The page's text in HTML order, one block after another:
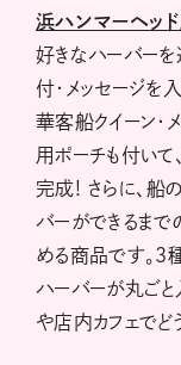
浜ハンマーヘッド
好きなハーバーを
付・メッセージを
華客船クイーン・
用ポーチも付い
完成! さらに、船
バーができるま
める商品です。3
ハーバーが丸ごと
や店内カフェでど